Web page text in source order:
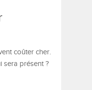
coûter cher.
sera présent ?